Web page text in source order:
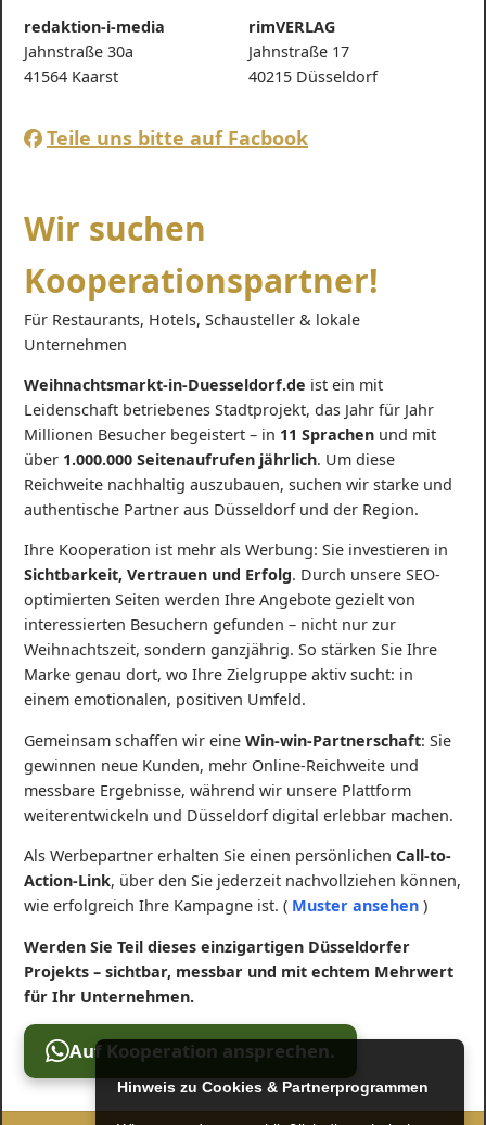
redaktion-i-media
Jahnstraße 30a
41564 Kaarst
rimVERLAG
Jahnstraße 17
40215 Düsseldorf
Teile uns bitte auf Facbook
Wir suchen
Kooperationspartner!
Für Restaurants, Hotels, Schausteller & lokale
Unternehmen
Weihnachtsmarkt-in-Duesseldorf.de ist ein mit
Leidenschaft betriebenes Stadtprojekt, das Jahr für Jahr
Millionen Besucher begeistert – in 11 Sprachen und mit
über 1.000.000 Seitenaufrufen jährlich. Um diese
Reichweite nachhaltig auszubauen, suchen wir starke und
authentische Partner aus Düsseldorf und der Region.
Ihre Kooperation ist mehr als Werbung: Sie investieren in
Sichtbarkeit, Vertrauen und Erfolg. Durch unsere SEO-
optimierten Seiten werden Ihre Angebote gezielt von
interessierten Besuchern gefunden – nicht nur zur
Weihnachtszeit, sondern ganzjährig. So stärken Sie Ihre
Marke genau dort, wo Ihre Zielgruppe aktiv sucht: in
einem emotionalen, positiven Umfeld.
Gemeinsam schaffen wir eine Win-win-Partnerschaft: Sie
gewinnen neue Kunden, mehr Online-Reichweite und
messbare Ergebnisse, während wir unsere Plattform
weiterentwickeln und Düsseldorf digital erlebbar machen.
Als Werbepartner erhalten Sie einen persönlichen Call-to-
Action-Link, über den Sie jederzeit nachvollziehen können,
wie erfolgreich Ihre Kampagne ist. ( Muster ansehen )
Werden Sie Teil dieses einzigartigen Düsseldorfer
Projekts – sichtbar, messbar und mit echtem Mehrwert
für Ihr Unternehmen.
Auf Kooperation ansprechen.
Hinweis zu Cookies & Partnerprogrammen